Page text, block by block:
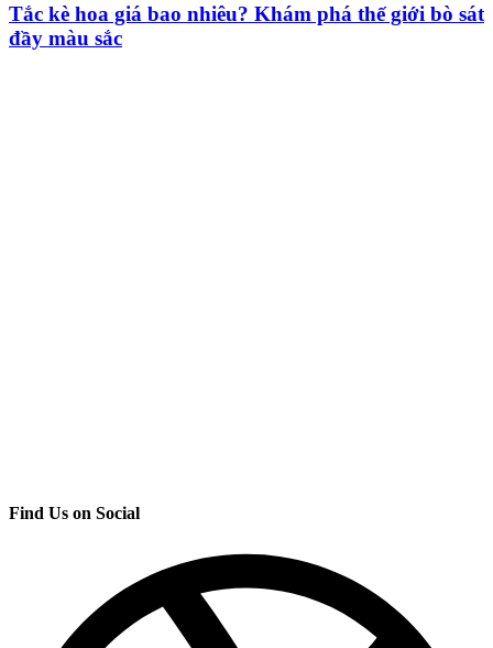
Tắc kè hoa giá bao nhiêu? Khám phá thế giới bò sát
đầy màu sắc
Find Us on Social